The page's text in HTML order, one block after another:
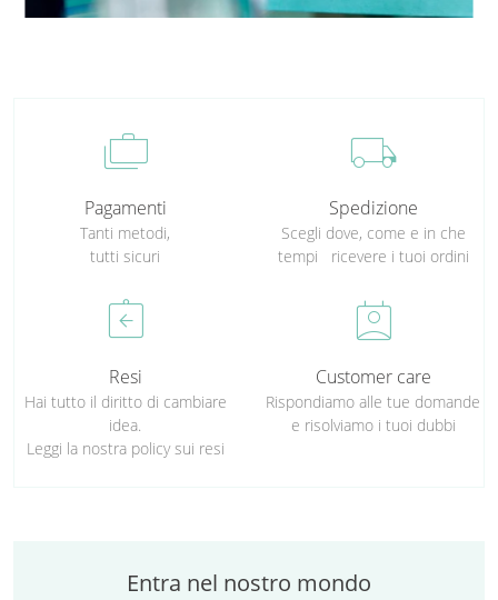
cases
Pagamenti
Tanti metodi,
tutti sicuri
local_shipping
Spedizione
Scegli dove, come e in che
tempi ricevere i tuoi ordini
assignment_return
Resi
Hai tutto il diritto di cambiare
idea.
Leggi la nostra policy sui resi
perm_contact_calendar
Customer care
Rispondiamo alle tue domande
e risolviamo i tuoi dubbi
Entra nel nostro mondo